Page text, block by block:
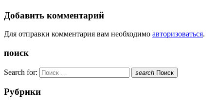
Добавить комментарий
Для отправки комментария вам необходимо авторизоваться.
поиск
Search for: search Поиск
Рубрики